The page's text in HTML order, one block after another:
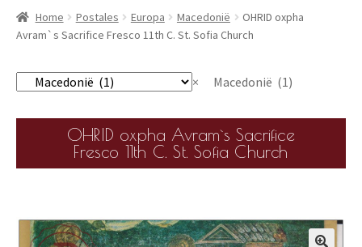
Home Postales Europa Macedonië
OHRID oxpha
Avram`s Sacrifice Fresco 11th C. St. Sofia Church
× Macedonië (1)
OHRID oxpha Avram`s Sacrifice
Fresco 11th C. St. Sofia Church